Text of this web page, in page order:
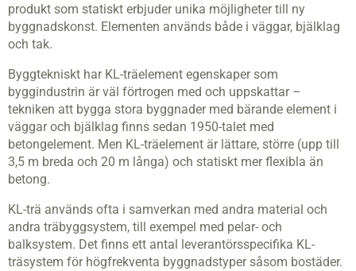
produkt som statiskt erbjuder unika möjligheter till ny
byggnadskonst. Elementen används både i väggar, bjälklag
och tak.
Byggtekniskt har KL-träelement egenskaper som
byggindustrin är väl förtrogen med och uppskattar –
tekniken att bygga stora byggnader med bärande element i
väggar och bjälklag finns sedan 1950-talet med
betongelement. Men KL-träelement är lättare, större (upp till
3,5 m breda och 20 m långa) och statiskt mer flexibla än
betong.
KL-trä används ofta i samverkan med andra material och
andra träbyggsystem, till exempel med pelar- och
balksystem. Det finns ett antal leverantörsspecifika KL-
träsystem för högfrekventa byggnadstyper såsom bostäder.